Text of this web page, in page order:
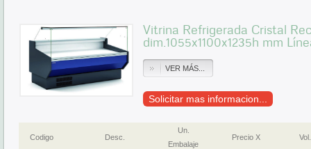
Vitrina Refrigerada Cristal
dim.1055x1100x1235h mm
VER MÁS...
Solicitar mas informacion...
Codigo Desc.
Un.
Embalaje
Precio X Vol.